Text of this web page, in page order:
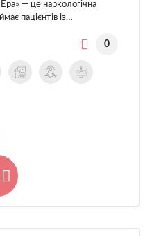
— це наркологічна
пацієнтів із…
0